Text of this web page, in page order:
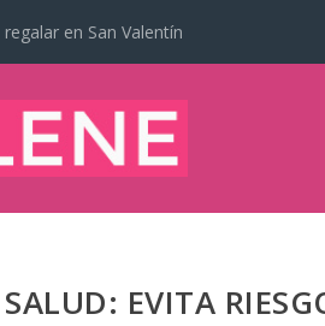
en San Valentín
SALUD: EVITA